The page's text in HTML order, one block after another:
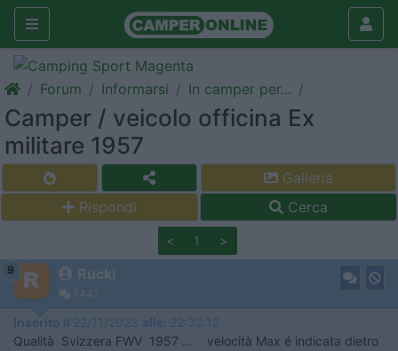
Forum Informarsi In camper per...
Camper / veicolo officina Ex
militare 1957
Galleria
Rispondi
Cerca
< 1 >
9 Rucki
1447
Inserito il 22/11/2023 alle: 22:32:12
Qualità Svizzera FWV 1957 ... velocità Max é indicata dietro